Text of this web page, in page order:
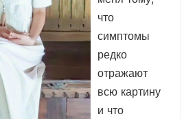
что
симптомы
редко
отражают
всю картину
и что